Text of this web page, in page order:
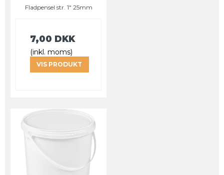
Fladpensel str. 1" 25mm
7,00 DKK
(inkl. moms)
VIS PRODUKT